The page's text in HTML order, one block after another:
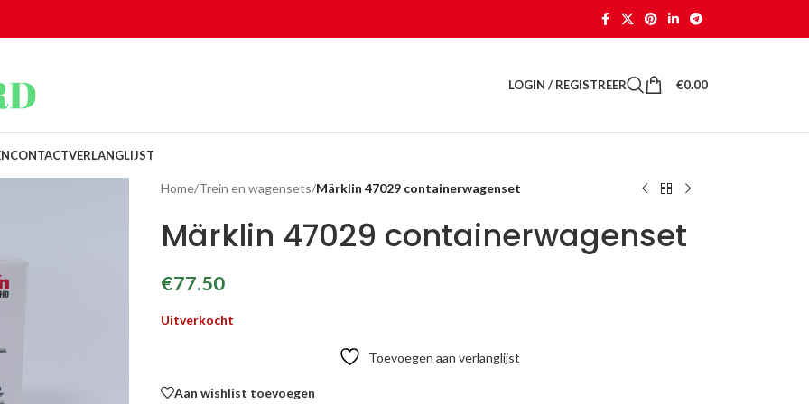
LOGIN / REGISTREER €0.00
CONTACTVERLANGLIJST
Home/Trein en wagensets/Märklin 47029 containerwagenset
Märklin 47029 containerwagenset
€77.50
Uitverkocht
Toevoegen aan verlanglijst
Aan wishlist toevoegen